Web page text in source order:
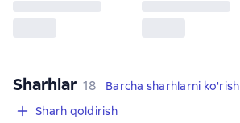
Sharhlar 18 sharhlar
18
Barcha sharhlarni ko'rish
Sharh qoldirish